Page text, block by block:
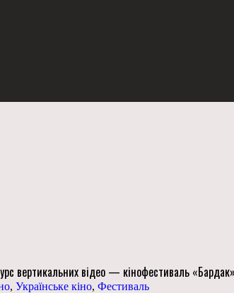
вертикальних відео — кінофестиваль
, Українське кіно, Фестиваль